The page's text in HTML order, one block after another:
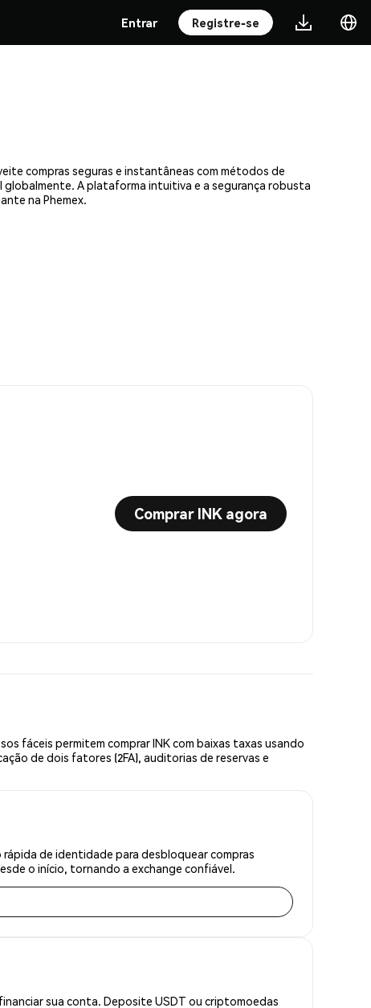
Entrar Registre-se
compras seguras e instantâneas com métodos de
A plataforma intuitiva e a segurança robusta
na Phemex.
Comprar INK agora
fáceis permitem comprar INK com baixas taxas usando
de dois fatores (2FA), auditorias de reservas e
rápida de identidade para desbloquear compras
o início, tornando a exchange confiável.
sua conta. Deposite USDT ou criptomoedas